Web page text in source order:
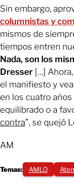
Sin embargo,
columnistas y
mismos de
tiempos entren
Nada, son los
Dresser […]
el manifiesto y
en los cuatro
equilibrado o a
contra”, se quejó
AM
Temas: AMLO